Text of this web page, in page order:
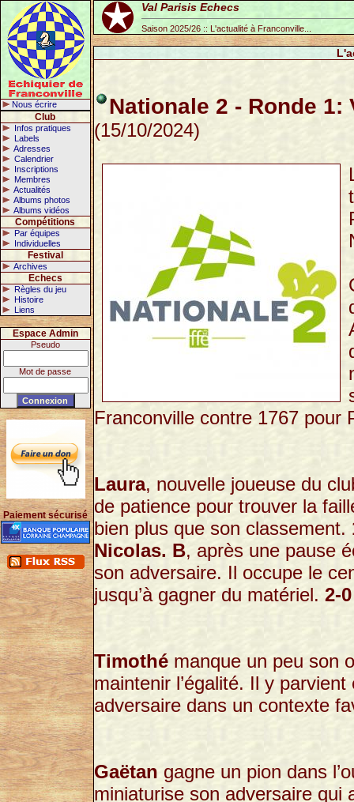
Nous écrire
Club
Infos pratiques
Labels
Adresses
Calendrier
Inscriptions
Membres
Actualités
Albums photos
Albums vidéos
Compétitions
Par équipes
Individuelles
Festival
Archives
Echecs
Règles du jeu
Histoire
Liens
Espace Admin
Pseudo
Mot de passe
Paiement sécurisé
Val Parisis Echecs
Saison 2025/26 :: L'actualité à Franconville...
Nationale 2 - Ronde
(15/10/2024)
Franconville contre 1767 pour
Laura, nouvelle joueuse du
de patience pour trouver la
bien plus que son classement.
Nicolas. B, après une pause
son adversaire. Il occupe le
jusqu’à gagner du matériel. 2-0
Timothé manque un peu son
maintenir l’égalité. Il y
adversaire dans un contexte
Gaëtan gagne un pion dans
miniaturise son adversaire qui